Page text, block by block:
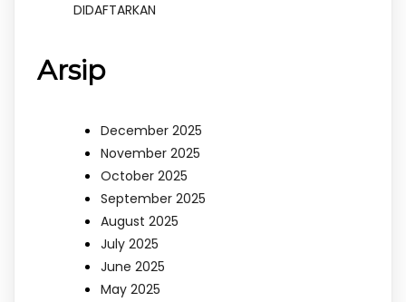
DIDAFTARKAN
Arsip
December 2025
November 2025
October 2025
September 2025
August 2025
July 2025
June 2025
May 2025